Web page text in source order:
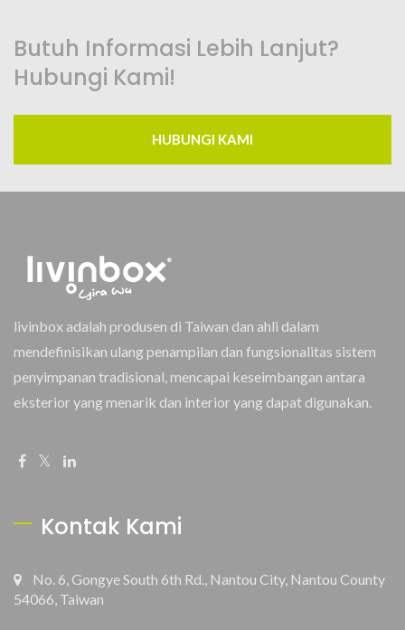
Butuh Informasi Lebih Lanjut?
Hubungi Kami!
HUBUNGI KAMI
livinbox adalah produsen di Taiwan dan ahli dalam
mendefinisikan ulang penampilan dan fungsionalitas sistem
penyimpanan tradisional, mencapai keseimbangan antara
eksterior yang menarik dan interior yang dapat digunakan.
Kontak Kami
No. 6, Gongye South 6th Rd., Nantou City, Nantou County
54066, Taiwan